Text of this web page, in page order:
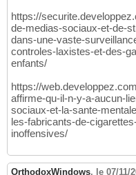
https://
de-medias-sociaux-et-de-
dans-une-vaste-
controles-laxistes-et-des-
enfants/
https://
affirme-qu-il-n-y-a-aucun-
sociaux-et-la-sante-
les-fabricants-de-
inoffensives/
OrthodoxWindows, le 07/11/